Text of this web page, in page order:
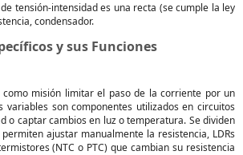
tensión-intensidad es una recta (se cumple la ley
condensador.
y sus Funciones
misión limitar el paso de la corriente por un
variables son componentes utilizados en circuitos
o captar cambios en luz o temperatura. Se dividen
ajustar manualmente la resistencia, LDRs
(NTC o PTC) que cambian su resistencia